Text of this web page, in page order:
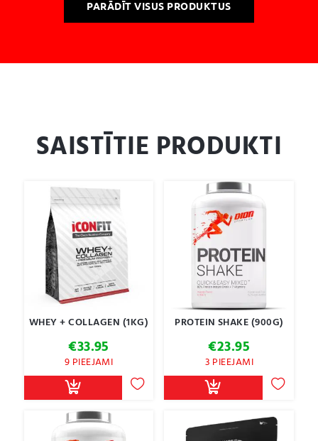
PARĀDĪT VISUS PRODUKTUS
SAISTĪTIE PRODUKTI
WHEY + COLLAGEN (1KG)
€33.95
9 PIEEJAMI
PROTEIN SHAKE (900G)
€23.95
3 PIEEJAMI